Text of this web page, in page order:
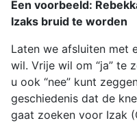
Een voorbeeld:
Izaks bruid te worden
Laten we afsluiten met
wil. Vrije wil om “ja” te
u ook “nee” kunt
geschiedenis dat de
gaat zoeken voor Izak